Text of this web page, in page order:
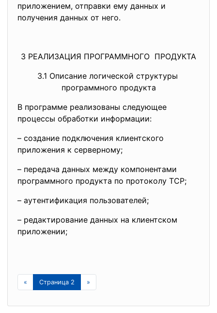
приложением, отправки ему данных и
получения данных от него.
3 РЕАЛИЗАЦИЯ ПРОГРАММНОГО ПРОДУКТА
3.1 Описание логической структуры
программного продукта
В программе реализованы следующее
процессы обработки информации:
– создание подключения клиентского
приложения к серверному;
– передача данных между компонентами
программного продукта по протоколу TCP;
– аутентификация пользователей;
– редактирование данных на клиентском
приложении;
« Страница 2 »